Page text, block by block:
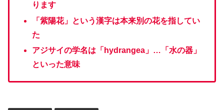
ります
「紫陽花」という漢字は本来別の花を指してい
た
アジサイの学名は「hydrangea」…「水の器」
といった意味